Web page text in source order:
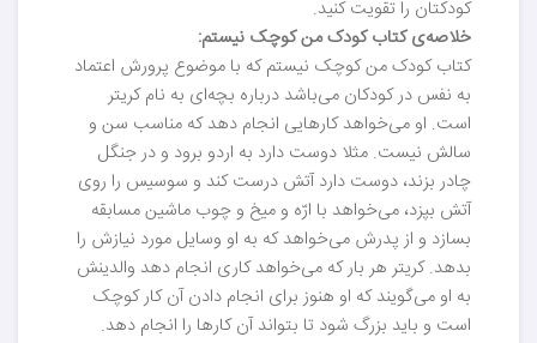
کودکتان را تقویت کنید.
خلاصه‌ی کتاب کودک من کوچک نیستم:
کتاب کودک من کوچک نیستم که با موضوع پرورش اعتماد
به نفس در کودکان می‌باشد درباره بچه‌ای به نام کریتر
است. او می‌خواهد کارهایی انجام دهد که مناسب سن و
سالش نیست. مثلا دوست دارد به اردو برود و در جنگل
چادر بزند، دوست دارد آتش درست کند و سوسیس را روی
آتش بپزد، می‌خواهد با ارّه و میخ و چوب ماشین مسابقه
بسازد و از پدرش می‌خواهد که به او وسایل مورد نیازش را
بدهد. کریتر هر بار که می‌خواهد کاری انجام دهد والدینش
به او می‌گویند که او هنوز برای انجام دادن آن کار کوچک
است و باید بزرگ شود تا بتواند آن کارها را انجام دهد.